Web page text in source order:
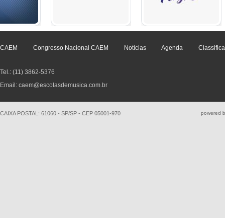
CAEM Congresso Nacional CAEM Notícias Agenda
Tel.: (11) 3862-5376
Email: caem@escolasdemusica.com.br
CAIXA POSTAL: 61060 - SP/SP - CEP 05001-970